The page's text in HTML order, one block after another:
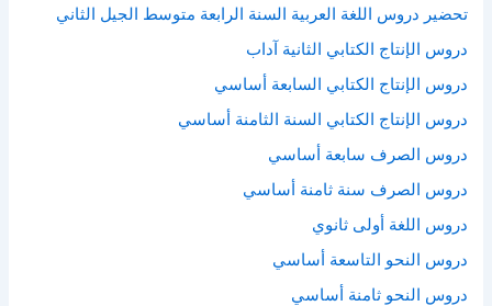
تحضير دروس اللغة العربية السنة الرابعة متوسط الجيل الثاني
دروس الإنتاج الكتابي الثانية آداب
دروس الإنتاج الكتابي السابعة أساسي
دروس الإنتاج الكتابي السنة الثامنة أساسي
دروس الصرف سابعة أساسي
دروس الصرف سنة ثامنة أساسي
دروس اللغة أولى ثانوي
دروس النحو التاسعة أساسي
دروس النحو ثامنة أساسي